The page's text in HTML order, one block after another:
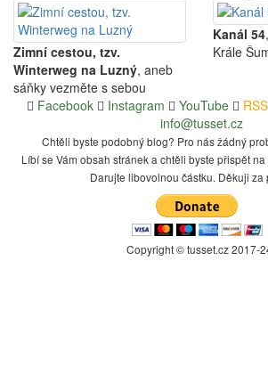
Zimní cestou, tzv.
Winterweg na Luzný, aneb
sáňky vezměte s sebou
Kanál 54
Krále
Facebook Instagram YouTube RSS
info@tusset.cz
Chtěli byste podobný blog? Pro nás žádný
Líbí se Vám obsah stránek a chtěli byste přispět
Darujte libovolnou částku. Děkuji za
Copyright © tusset.cz 2017-